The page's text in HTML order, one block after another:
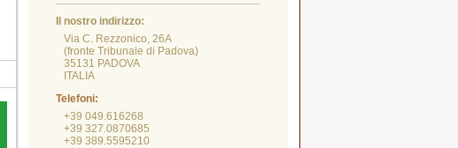
Il nostro indirizzo:
Via C. Rezzonico, 26A
(fronte Tribunale di Padova)
35131 PADOVA
ITALIA
Telefoni:
+39 049.616268
+39 327.0870685
+39 389.5595210